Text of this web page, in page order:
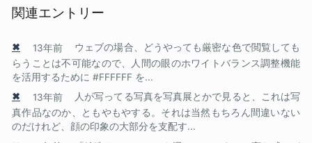
関連エントリー
✖ 13年前
ウェブの場合、どうやっても厳密な色で閲覧しても
らうことは不可能なので、人間の眼のホワイトバランス調整機能
を活用するために #FFFFFF を...
✖
13年前
人が写ってる写真を写真展とかで見ると、これは写
真作品なのか、ともやもやする。それは当然もちろん間違いない
のだけれど、顔の印象の大部分を支配す...